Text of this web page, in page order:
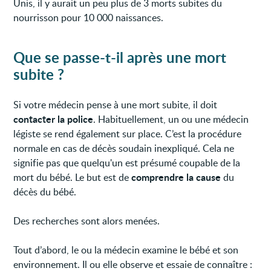
Unis, il y aurait un peu plus de 3 morts subites du
nourrisson pour 10 000 naissances.
Que se passe-t-il après une mort
subite ?
Si votre médecin pense à une mort subite, il doit
contacter la police. Habituellement, un ou une médecin
légiste se rend également sur place. C’est la procédure
normale en cas de décès soudain inexpliqué. Cela ne
signifie pas que quelqu'un est présumé coupable de la
mort du bébé. Le but est decomprendre la cause du
décès du bébé.
Des recherches sont alors menées.
Tout d’abord, le ou la médecin examine le bébé et son
environnement. Il ou elle observe et essaie de connaître :